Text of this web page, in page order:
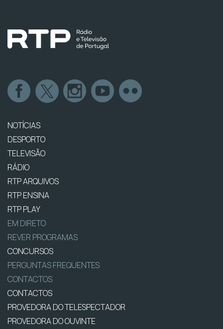
NOTÍCIAS
DESPORTO
TELEVISÃO
RÁDIO
RTP ARQUIVOS
RTP ENSINA
RTP PLAY
EM DIRETO
REVER PROGRAMAS
CONCURSOS
PERGUNTAS FREQUENTES
CONTACTOS
CONTACTOS
PROVEDORA DO TELESPECTADOR
PROVEDORA DO OUVINTE